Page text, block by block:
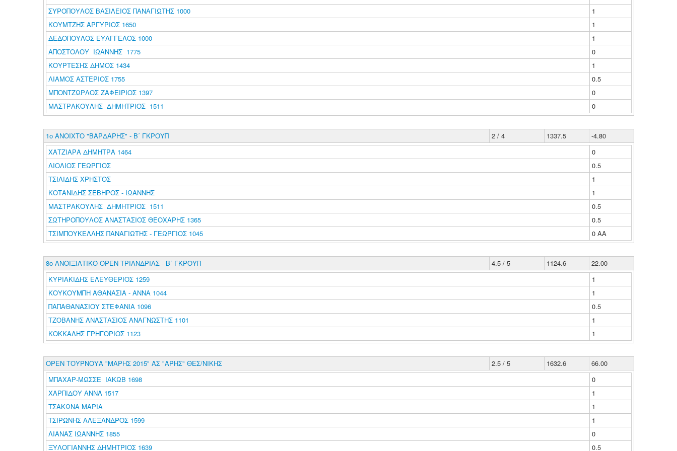
ΣΥΡΟΠΟΥΛΟΣ ΒΑΣΙΛΕΙΟΣ ΠΑΝΑΓΙΩΤΗΣ 1000
1
ΚΟΥΜΤΖΗΣ ΑΡΓΥΡΙΟΣ 1650
1
ΔΕΔΟΠΟΥΛΟΣ ΕΥΑΓΓΕΛΟΣ 1000
1
ΑΠΟΣΤΟΛΟΥ ΙΩΑΝΝΗΣ 1775
0
ΚΟΥΡΤΕΣΗΣ ΔΗΜΟΣ 1434
1
ΛΙΑΜΟΣ ΑΣΤΕΡΙΟΣ 1755
0.5
ΜΠΟΝΤΖΩΡΛΟΣ ΖΑΦΕΙΡΙΟΣ 1397
0
ΜΑΣΤΡΑΚΟΥΛΗΣ ΔΗΜΗΤΡΙΟΣ 1511
0
1ο ΑΝΟΙΧΤΟ "ΒΑΡΔΑΡΗΣ" - Β΄ ΓΚΡΟΥΠ 2 / 4 1337.5
-4.80
ΧΑΤΖΙΑΡΑ ΔΗΜΗΤΡΑ 1464
0
ΛΙΟΛΙΟΣ ΓΕΩΡΓΙΟΣ
0.5
ΤΣΙΛΙΔΗΣ ΧΡΗΣΤΟΣ
1
ΚΟΤΑΝΙΔΗΣ ΣΕΒΗΡΟΣ - ΙΩΑΝΝΗΣ
1
ΜΑΣΤΡΑΚΟΥΛΗΣ ΔΗΜΗΤΡΙΟΣ 1511
0.5
ΣΩΤΗΡΟΠΟΥΛΟΣ ΑΝΑΣΤΑΣΙΟΣ ΘΕΟΧΑΡΗΣ 1365
0.5
ΤΣΙΜΠΟΥΚΕΛΛΗΣ ΠΑΝΑΓΙΩΤΗΣ - ΓΕΩΡΓΙΟΣ 1045
0 ΑΑ
8ο ΑΝΟΙΞΙΑΤΙΚΟ ΟΡΕΝ ΤΡΙΑΝΔΡΙΑΣ - Β΄ ΓΚΡΟΥΠ 4.5 / 5 1124.6
22.00
ΚΥΡΙΑΚΙΔΗΣ ΕΛΕΥΘΕΡΙΟΣ 1259
1
ΚΟΥΚΟΥΜΠΗ ΑΘΑΝΑΣΙΑ - ΑΝΝΑ 1044
1
ΠΑΠΑΘΑΝΑΣΙΟΥ ΣΤΕΦΑΝΙΑ 1096
0.5
ΤΖΟΒΑΝΗΣ ΑΝΑΣΤΑΣΙΟΣ ΑΝΑΓΝΩΣΤΗΣ 1101
1
ΚΟΚΚΑΛΗΣ ΓΡΗΓΟΡΙΟΣ 1123
1
ΟΡΕΝ ΤΟΥΡΝΟΥΑ "ΜΑΡΗΣ 2015" ΑΣ "ΑΡΗΣ" ΘΕΣ/ΝΙΚΗΣ 2.5 / 5 1632.6
66.00
ΜΠΑΧΑΡ-ΜΩΣΣΕ ΙΑΚΩΒ 1698
0
ΧΑΡΠΙΔΟΥ ΑΝΝΑ 1517
1
ΤΣΑΚΩΝΑ ΜΑΡΙΑ
1
ΤΣΙΡΩΝΗΣ ΑΛΕΞΑΝΔΡΟΣ 1599
1
ΛΙΑΝΑΣ ΙΩΑΝΝΗΣ 1855
0
ΞΥΛΟΓΙΑΝΝΗΣ ΔΗΜΗΤΡΙΟΣ 1639
0.5